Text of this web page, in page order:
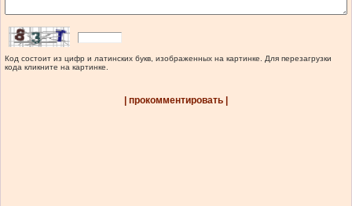
Код состоит из цифр и латинских букв, изображенных на картинке. Для перезагрузки
кода кликните на картинке.
| прокомментировать |